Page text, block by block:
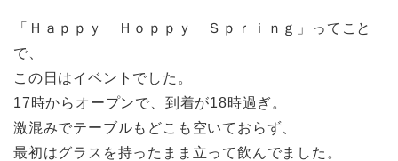
「Ｈａｐｐｙ Ｈｏｐｐｙ Ｓｐｒｉｎｇ」ってこと
で、
この日はイベントでした。
17時からオープンで、到着が18時過ぎ。
激混みでテーブルもどこも空いておらず、
最初はグラスを持ったまま立って飲んでました。